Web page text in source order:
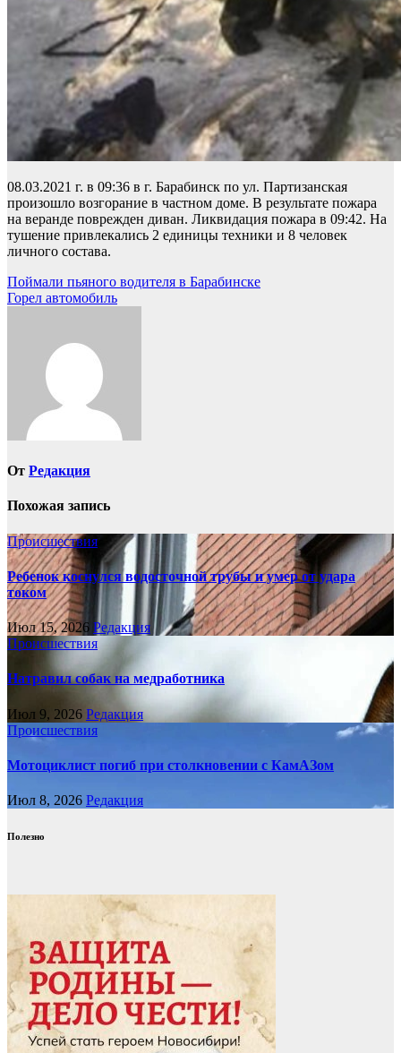
08.03.2021 г. в 09:36 в г. Барабинск по ул. Партизанская
произошло возгорание в частном доме. В результате пожара
на веранде поврежден диван. Ликвидация пожара в 09:42. На
тушение привлекались 2 единицы техники и 8 человек
личного состава.
Навигация
по
Поймали пьяного водителя в Барабинске
Горел автомобиль
От Редакция
Похожая запись
Происшествия
Ребенок коснулся водосточной трубы и умер от удара
током
Июл 15, 2026 Редакция
Происшествия
Натравил собак на медработника
Июл 9, 2026 Редакция
Происшествия
Мотоциклист погиб при столкновении с КамАЗом
Июл 8, 2026 Редакция
Полезно